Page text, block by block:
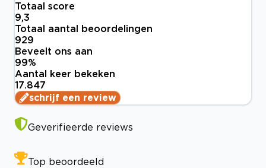
Totaal score
9,3
Totaal aantal beoordelingen
929
Beveelt ons aan
99%
Aantal keer bekeken
17.847
schrijf een review
Geverifieerde reviews
Top beoordeeld